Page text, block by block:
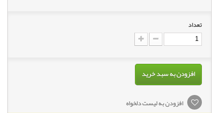
تعداد
افزودن به سبد خرید
افزودن به لیست دلخواه